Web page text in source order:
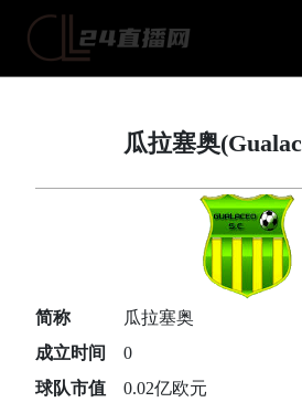
瓜拉塞奥
简称
瓜拉塞奥
成立时间
0
球队市值
0.02亿欧元